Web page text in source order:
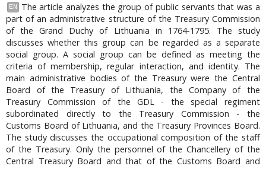
EN
The article analyzes the group of public servants that was a
part of an administrative structure of the Treasury Commission
of the Grand Duchy of Lithuania in 1764-1795. The study
discusses whether this group can be regarded as a separate
social group. A social group can be defined as meeting the
criteria of membership, regular interaction, and identity. The
main administrative bodies of the Treasury were the Central
Board of the Treasury of Lithuania, the Company of the
Treasury Commission of the GDL - the special regiment
subordinated directly to the Treasury Commission - the
Customs Board of Lithuania, and the Treasury Provinces Board.
The study discusses the occupational composition of the staff
of the Treasury. Only the personnel of the Chancellery of the
Central Treasury Board and that of the Customs Board and